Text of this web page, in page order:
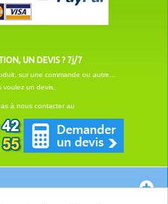
UN DEVIS ? 7j/7
sur une commande ou autre...
voulez un devis.
à nous contacter au